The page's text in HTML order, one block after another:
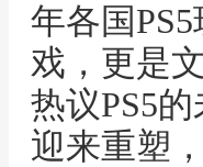
年各国
戏，更是
热议PS5
迎来重塑